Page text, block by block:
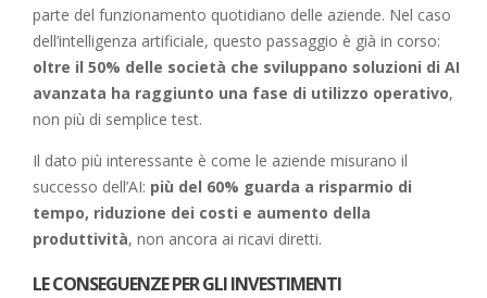
parte del funzionamento quotidiano delle aziende. Nel caso
dell’intelligenza artificiale, questo passaggio è già in corso:
oltre il 50% delle società che sviluppano soluzioni di AI
avanzata ha raggiunto una fase di utilizzo operativo,
non più di semplice test.
Il dato più interessante è come le aziende misurano il
successo dell’AI: più del 60% guarda a risparmio di
tempo, riduzione dei costi e aumento della
produttività, non ancora ai ricavi diretti.
LE CONSEGUENZE PER GLI INVESTIMENTI